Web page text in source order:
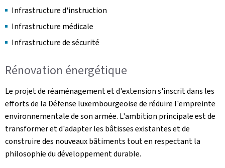
Infrastructure d'instruction
Infrastructure médicale
Infrastructure de sécurité
Rénovation énergétique
Le projet de réaménagement et d'extension s'inscrit dans les
efforts de la Défense luxembourgeoise de réduire l'empreinte
environnementale de son armée. L'ambition principale est de
transformer et d'adapter les bâtisses existantes et de
construire des nouveaux bâtiments tout en respectant la
philosophie du développement durable.